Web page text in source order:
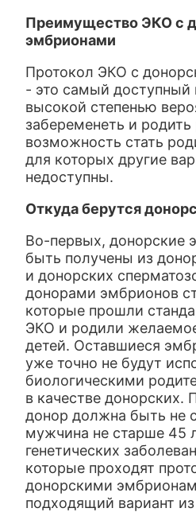
Преимущество ЭКО с
эмбрионами
Протокол ЭКО с
- это самый доступный
высокой степенью
забеременеть и
возможность стать
для которых другие
недоступны.
Откуда берутся
Во-первых, донорские
быть получены из
и донорских
донорами эмбрионов
которые прошли
ЭКО и родили
детей. Оставшиеся
уже точно не будут
биологическими
в качестве
донор должна быть не
мужчина не старше 45
генетических
которые проходят
донорскими
подходящий вариант